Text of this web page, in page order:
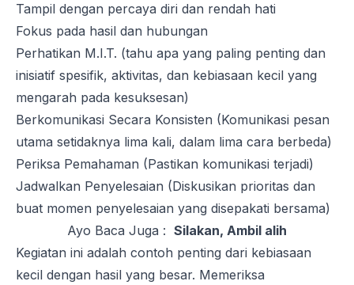
Tampil dengan percaya diri dan rendah hati
Fokus pada hasil dan hubungan
Perhatikan M.I.T. (tahu apa yang paling penting dan
inisiatif spesifik, aktivitas, dan kebiasaan kecil yang
mengarah pada kesuksesan)
Berkomunikasi Secara Konsisten (Komunikasi pesan
utama setidaknya lima kali, dalam lima cara berbeda)
Periksa Pemahaman (Pastikan komunikasi terjadi)
Jadwalkan Penyelesaian (Diskusikan prioritas dan
buat momen penyelesaian yang disepakati bersama)
Ayo Baca Juga : Silakan, Ambil alih
Kegiatan ini adalah contoh penting dari kebiasaan
kecil dengan hasil yang besar. Memeriksa